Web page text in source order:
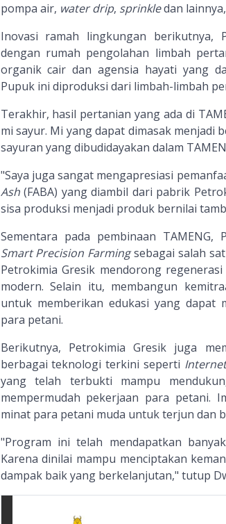
pompa air, water drip, sprinkledan
Inovasi ramah lingkungan berikutnya,
dengan rumah pengolahan limbah
organik cair dan agensia hayati yang
Pupuk ini diproduksi dari limbah-limbah
Terakhir, hasil pertanian yang ada di
mi sayur. Mi yang dapat dimasak menjadi
sayuran yang dibudidayakan dalam
"Saya juga sangat mengapresiasi
Ash(FABA) yang diambil dari pabrik
sisa produksi menjadi produk bernilai
Sementara pada pembinaan TAMENG,
Smart Precision Farmingsebagai salah
Petrokimia Gresik mendorong
modern. Selain itu, membangun
untuk memberikan edukasi yang dapat
para petani.
Berikutnya, Petrokimia Gresik juga
berbagai teknologi terkini seperti
yang telah terbukti mampu
mempermudah pekerjaan para petani.
minat para petani muda untuk terjun dan
"Program ini telah mendapatkan
Karena dinilai mampu menciptakan
dampak baik yang berkelanjutan," tutup